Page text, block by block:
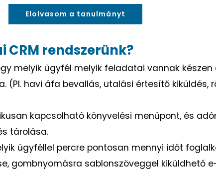
Elolvasom a tanulmányt
CRM rendszerünk?
melyik ügyfél melyik feladatai vannak készen
havi áfa bevallás, utalási értesítő kiküldés,
kapcsolható könyvelési menüpont, és
tárolása.
ügyféllel percre pontosan mennyi időt
gombnyomásra sablonszöveggel kiküldhető